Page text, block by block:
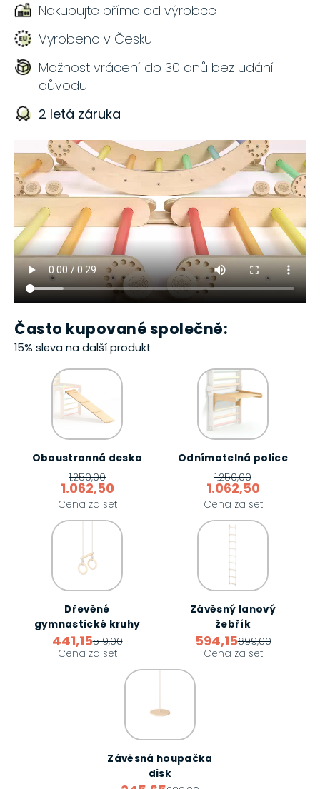
Nakupujte přímo od výrobce
Vyrobeno v Česku
Možnost vrácení do 30 dnů bez udání
důvodu
2 letá záruka
Často kupované společně:
15% sleva na další produkt
Oboustranná deska
1.062,50
1.250,00
Cena za set
Odnímatelná police
1.062,50
1.250,00
Cena za set
Dřevěné
gymnastické kruhy
441,15519,00
Cena za set
Závěsný lanový
žebřík
594,15699,00
Cena za set
Závěsná houpačka
disk